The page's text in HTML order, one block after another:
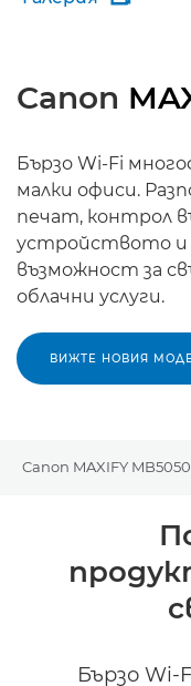
Canon
Бързо Wi-Fi
малки офиси.
печат, контрол
устройството и
възможност за
облачни услуги.
ВИЖТЕ НОВИЯ
Canon MAXIFY MB5050
Спецификации
Бързо Wi-